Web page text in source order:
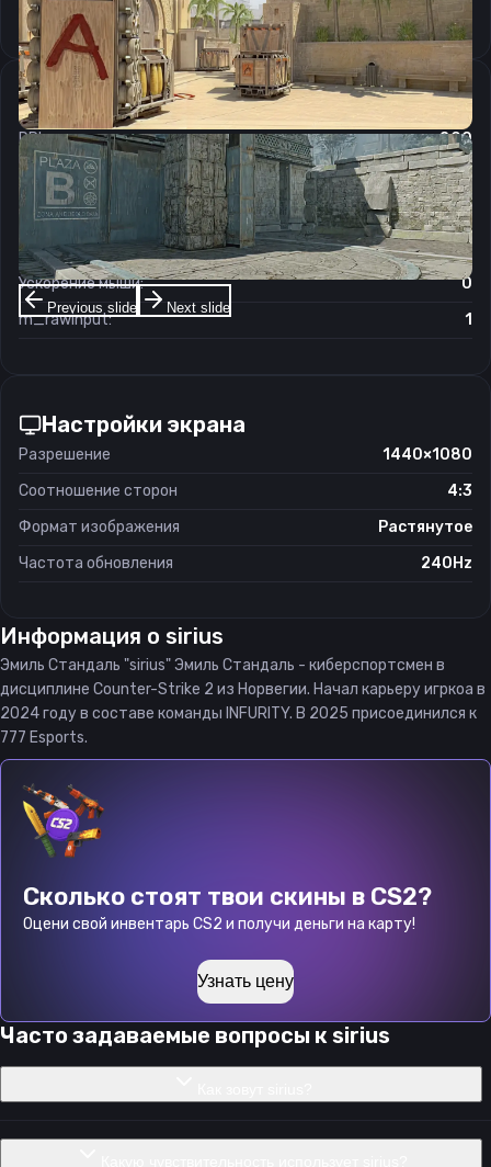
Previous slide Next slide
Скопировать
Настройки мыши
DPI:
800
Чувствительность мыши в игре:
0.25
Чувствительность мыши в зуме:
0.77
Чувствительность мыши в Windows:
6/11
Ускорение мыши:
0
m_rawinput:
1
Настройки экрана
Разрешение
1440×1080
Соотношение сторон
4:3
Формат изображения
Растянутое
Частота обновления
240Hz
Информация о sirius
Эмиль Стандаль "sirius" Эмиль Стандаль - киберспортсмен в
дисциплине Counter-Strike 2 из Норвегии. Начал карьеру игркоа в
2024 году в составе команды INFURITY. В 2025 присоединился к
777 Esports.
Сколько стоят твои скины в CS2?
Оцени свой инвентарь CS2 и получи деньги на карту!
Узнать цену
Часто задаваемые вопросы кsirius